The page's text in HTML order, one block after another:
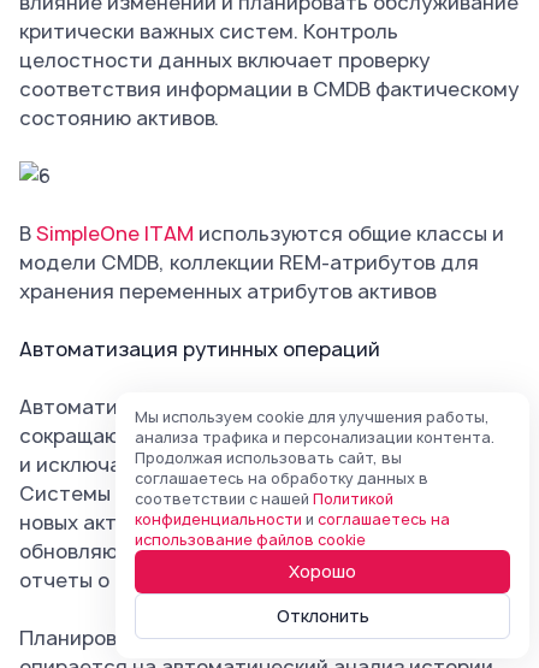
критически важных систем. Контроль
целостности данных включает проверку
соответствия информации в CMDB фактическому
состоянию активов.
ВSimpleOne ITAM используются общие классы и
модели CMDB, коллекции REM-атрибутов для
хранения переменных атрибутов активов
Автоматизация рутинных операций
Автоматические процессы значительно
сокращают время на выполнение типовых задач
и исключают ошибки ручного ввода данных.
Системы самостоятельно создают записи о
новых активах при их обнаружении в сети,
обновляют статусы оборудования и формируют
отчеты о состоянии инфраструктуры.
Планирование технического обслуживания
Мы используем cookie для улучшения работы,
анализа трафика и персонализации контента.
Продолжая использовать сайт, вы
соглашаетесь на обработку данных в
соответствии с нашей Политикой
конфиденциальности и соглашаетесь на
использование файлов cookie
Хорошо
Отклонить